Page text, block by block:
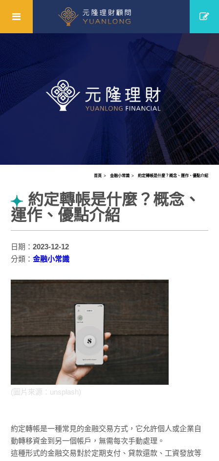
首頁 金融小常識 約定轉帳是什麼？概念、運作、優點介紹
約定轉帳是什麼？概念、
運作、優點介紹
日期：2023-12-12
分類：金融小常識
(圖片來源：unsplash)
約定轉帳是一種常見的金融交易方式，它允許個人或企業自
動轉移資金到另一個帳戶，無需每次手動處理。
這種形式的金融交易對於定期支付、貸款還款、工資發放等